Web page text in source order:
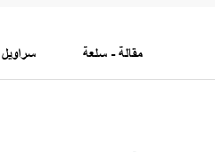
سراويل مقالة - سلعة